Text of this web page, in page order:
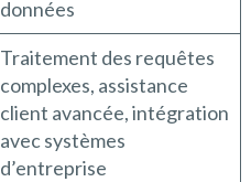
données
Traitement des requêtes
complexes, assistance
client avancée, intégration
avec systèmes
d’entreprise